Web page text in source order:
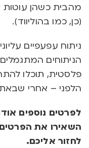
מהבית כשהן
(כן, כמו בהוליווד).
ניתוח עפעפיים
הניתוחים
פלסטית, תוכלו
הלפני – אחרי
לפרטים נוספים
השאירו את
לחזור אליכם.